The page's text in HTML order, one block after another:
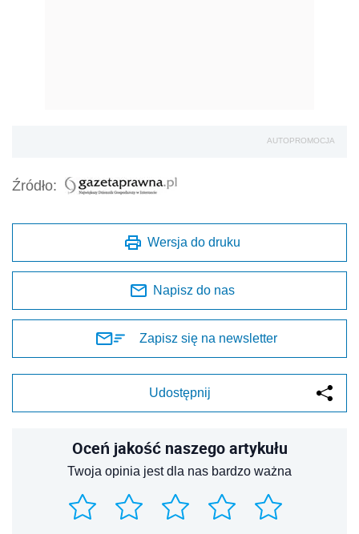
AUTOPROMOCJA
Źródło:
Wersja do druku
Napisz do nas
Zapisz się na newsletter
Udostępnij
Oceń jakość naszego artykułu
Twoja opinia jest dla nas bardzo ważna